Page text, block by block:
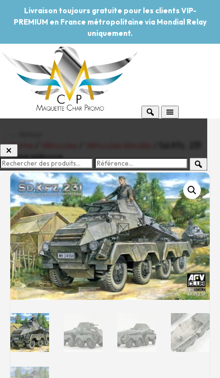
Livraison toujours gratuite pour les clients VIP-
PREMIUM en France métropolitaine via Mondial Relay
uniquement.
-20%Pouvoir d'achat
Rechercher des produits...
Mon panier0
0,00€
Connexion / Inscription
Véhicules
Avions
Trains
Figurines
Peintures
Puzzles
Home
Type précoce